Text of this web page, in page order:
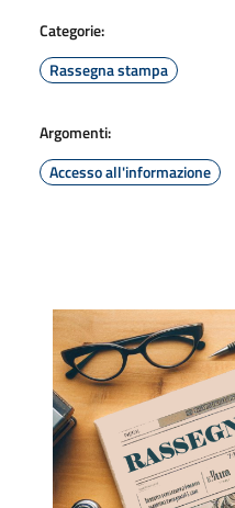
Categorie:
Rassegna stampa
Argomenti:
Accesso all'informazione